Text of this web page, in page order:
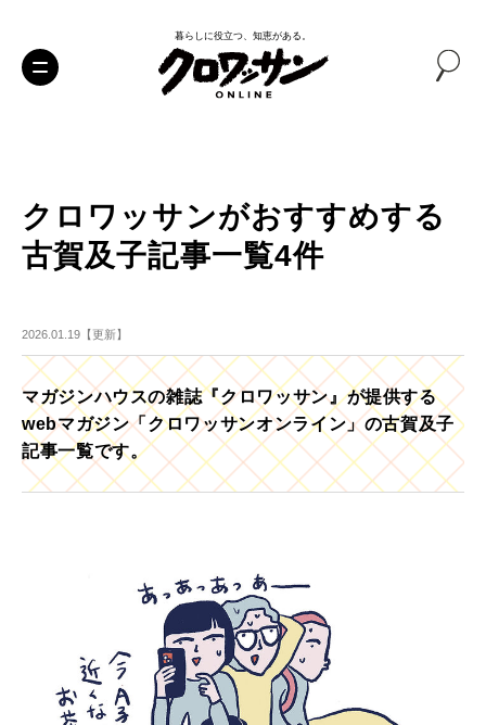
暮らしに役立つ、知恵がある。
クロワッサンがおすすめする
古賀及子記事一覧4件
2026.01.19【更新】
マガジンハウスの雑誌『クロワッサン』が提供する
webマガジン「クロワッサンオンライン」の古賀及子
記事一覧です。